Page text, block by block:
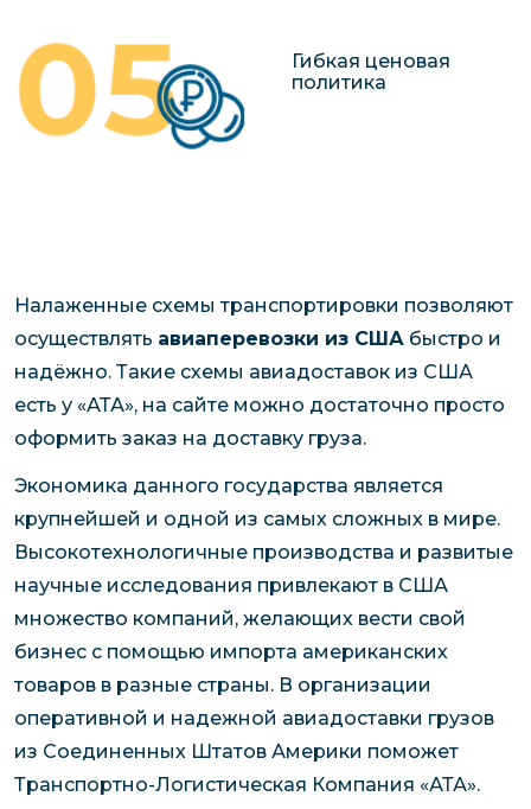
Гибкая ценовая
политика
Налаженные схемы транспортировки позволяют
осуществлять авиаперевозки из США быстро и
надёжно. Такие схемы авиадоставок из США
есть у «АТА», на сайте можно достаточно просто
оформить заказ на доставку груза.
Экономика данного государства является
крупнейшей и одной из самых сложных в мире.
Высокотехнологичные производства и развитые
научные исследования привлекают в США
множество компаний, желающих вести свой
бизнес с помощью импорта американских
товаров в разные страны. В организации
оперативной и надежной авиадоставки грузов
из Соединенных Штатов Америки поможет
Транспортно-Логистическая Компания «АТА».